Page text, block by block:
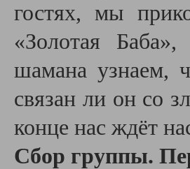
гостях, мы
«Золотая
шамана узнаем,
связан ли он со
конце нас ждёт
Сбор группы.